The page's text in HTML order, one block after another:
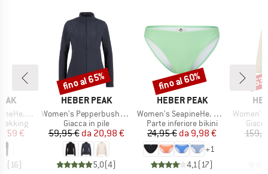
Pants
ridotto
€
(16)
MARCHIO
HEBER PEAK
Articolo
Women's PepperbushHe. Fleece Jacket
Gruppo di prodotti
Giacca in pile
Prezzo
59,95 € Prezzo ridotto
da 20,98 €
5,0(4)
Sconto
fino al 65%
MARCHIO
HEBER PEAK
Articolo
Women's SeapineHe. Bikini Pant
Gruppo di prodotti
Parte inferiore bikini
Prezzo
24,95 € Prezzo ridotto
da 9,98 €
+1
4,1(17)
Sconto
fino al 60%
Articolo
Women's